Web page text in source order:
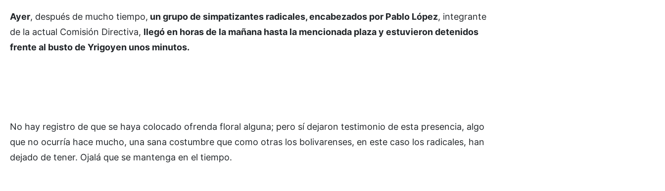
Ayer, después de mucho tiempo, un grupo de simpatizantes radicales, encabezados por Pablo López, integrante
de la actual Comisión Directiva, llegó en horas de la mañana hasta la mencionada plaza y estuvieron detenidos
frente al busto de Yrigoyen unos minutos.
No hay registro de que se haya colocado ofrenda floral alguna; pero sí dejaron testimonio de esta presencia, algo
que no ocurría hace mucho, una sana costumbre que como otras los bolivarenses, en este caso los radicales, han
dejado de tener. Ojalá que se mantenga en el tiempo.